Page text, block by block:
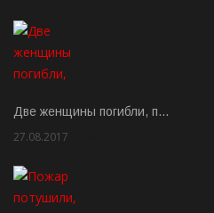
Две женщины погибли, п…
27.08.2017